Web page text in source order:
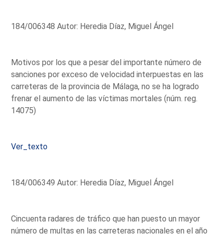
184/006348 Autor: Heredia Díaz, Miguel Ángel
Motivos por los que a pesar del importante número de
sanciones por exceso de velocidad interpuestas en las
carreteras de la provincia de Málaga, no se ha logrado
frenar el aumento de las víctimas mortales (núm. reg.
14075)
Ver_texto
184/006349 Autor: Heredia Díaz, Miguel Ángel
Cincuenta radares de tráfico que han puesto un mayor
número de multas en las carreteras nacionales en el año